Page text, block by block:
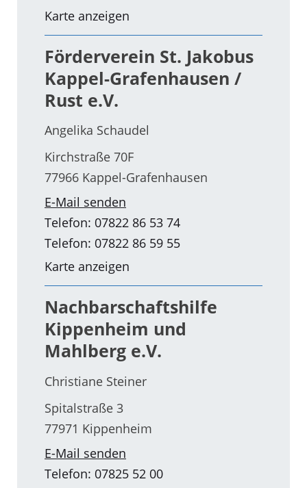
Karte anzeigen
Förderverein St. Jakobus
Kappel-Grafenhausen /
Rust e.V.
Angelika Schaudel
Kirchstraße 70F
77966 Kappel-Grafenhausen
E-Mail senden
Telefon: 07822 86 53 74
Telefon: 07822 86 59 55
Karte anzeigen
Nachbarschaftshilfe
Kippenheim und
Mahlberg e.V.
Christiane Steiner
Spitalstraße 3
77971 Kippenheim
E-Mail senden
Telefon: 07825 52 00